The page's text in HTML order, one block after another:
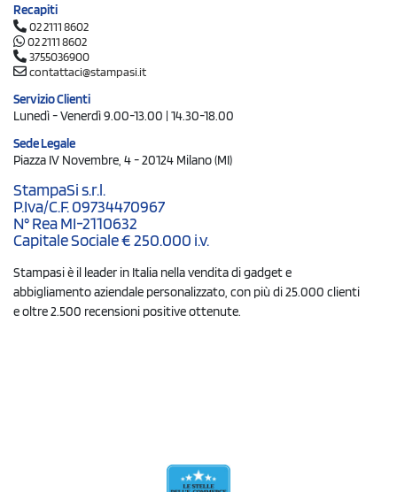
Recapiti
02 2111 8602
02 2111 8602
3755036900
contattaci@stampasi.it
Servizio Clienti
Lunedì - Venerdì 9.00-13.00 | 14.30-18.00
Sede Legale
Piazza IV Novembre, 4 - 20124 Milano (MI)
StampaSi s.r.l.
P.Iva/C.F. 09734470967
N° Rea MI-2110632
Capitale Sociale € 250.000 i.v.
Stampasi è il leader in Italia nella vendita di gadget e
abbigliamento aziendale personalizzato, con più di 25.000 clienti
e oltre 2.500 recensioni positive ottenute.